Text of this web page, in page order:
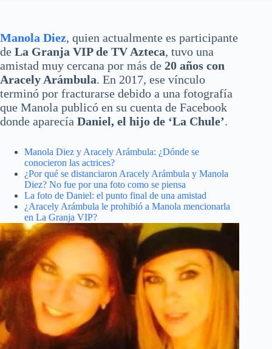
Manola Diez, quien actualmente es participante
de La Granja VIP de TV Azteca, tuvo una
amistad muy cercana por más de 20 años con
Aracely Arámbula. En 2017, ese vínculo
terminó por fracturarse debido a una fotografía
que Manola publicó en su cuenta de Facebook
donde aparecía Daniel, el hijo de ‘La Chule’.
Manola Diez y Aracely Arámbula: ¿Dónde se
conocieron las actrices?
¿Por qué se distanciaron Aracely Arámbula y Manola
Diez? No fue por una foto como se piensa
La foto de Daniel: el punto final de una amistad
¿Aracely Arámbula le prohibió a Manola mencionarla
en La Granja VIP?